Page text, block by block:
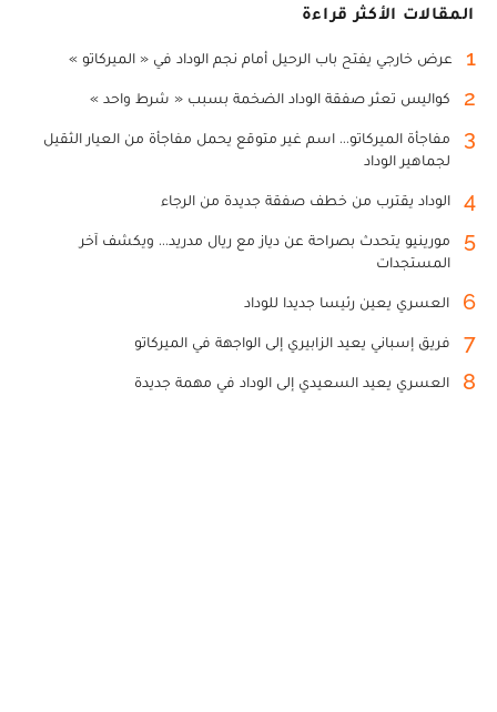
المقالات الأكثر قراءة
1 عرض خارجي يفتح باب الرحيل أمام نجم الوداد في « الميركاتو »
2 كواليس تعثر صفقة الوداد الضخمة بسبب « شرط واحد »
3
مفاجأة الميركاتو... اسم غير متوقع يحمل مفاجأة من العيار الثقيل
لجماهير الوداد
4 الوداد يقترب من خطف صفقة جديدة من الرجاء
5
مورينيو يتحدث بصراحة عن دياز مع ريال مدريد... ويكشف آخر
المستجدات
6 العسري يعين رئيسا جديدا للوداد
7 فريق إسباني يعيد الزابيري إلى الواجهة في الميركاتو
8 العسري يعيد السعيدي إلى الوداد في مهمة جديدة